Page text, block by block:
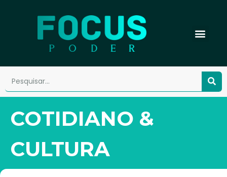
COTIDIANO &
CULTURA